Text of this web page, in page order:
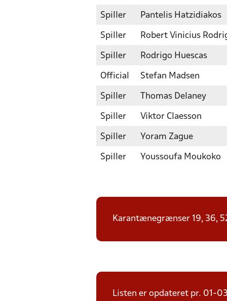
Spiller Pantelis Hatzidiakos
Spiller Robert Vinicius
Spiller Rodrigo Huescas
Official Stefan Madsen
Spiller Thomas Delaney
Spiller Viktor Claesson
Spiller Yoram Zague
Spiller Youssoufa Moukoko
Karantænegrænser 19, 36,
Listen er opdateret pr. 01-